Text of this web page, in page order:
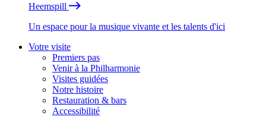
Heemspill
Un espace pour la musique vivante et les talents d'ici
Votre visite
Premiers pas
Venir à la Philharmonie
Visites guidées
Notre histoire
Restauration & bars
Accessibilité